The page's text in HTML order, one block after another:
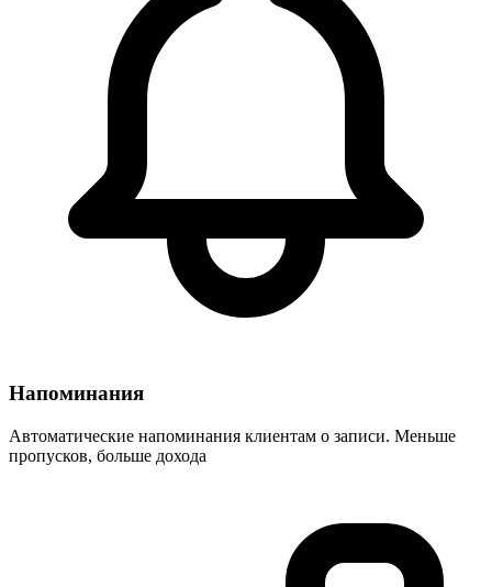
Напоминания
Автоматические напоминания клиентам о записи. Меньше
пропусков, больше дохода